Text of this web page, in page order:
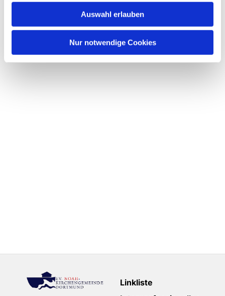
Auswahl erlauben
Nur notwendige Cookies
Linkliste